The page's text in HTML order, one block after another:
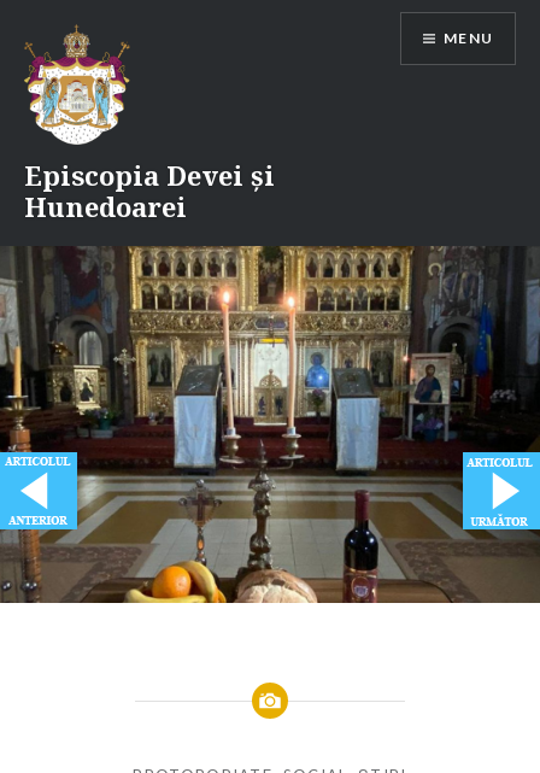
content
Episcopia Devei și
Hunedoarei
MENU